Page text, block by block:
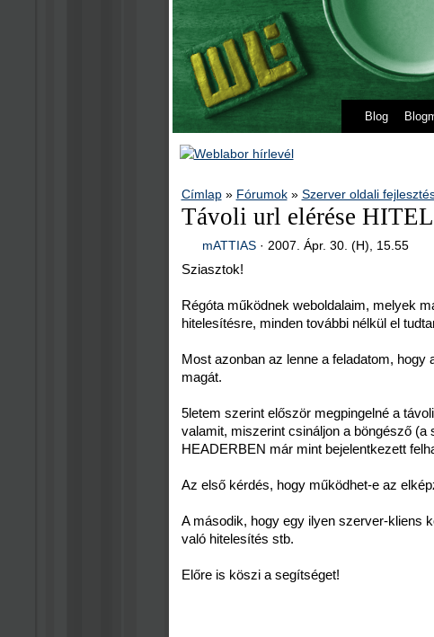
Blog
Címlap» Fórumok» Szerver oldali
Távoli url elérése
mATTIAS · 2007. Ápr. 30. (H), 15.55
Sziasztok!
Régóta működnek weboldalaim, melyek
hitelesítésre, minden további nélkül el
Most azonban az lenne a feladatom,
magát.
5letem szerint először megpingelné a
valamit, miszerint csináljon a böngésző
HEADERBEN már mint bejelentkezett
Az első kérdés, hogy működhet-e az
A második, hogy egy ilyen szerver-kliens
való hitelesítés stb.
Előre is köszi a segítséget!